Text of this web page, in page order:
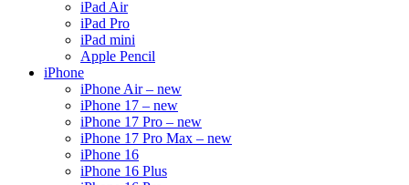
iPad Air
iPad Pro
iPad mini
Apple Pencil
iPhone
iPhone Air – new
iPhone 17 – new
iPhone 17 Pro – new
iPhone 17 Pro Max – new
iPhone 16
iPhone 16 Plus